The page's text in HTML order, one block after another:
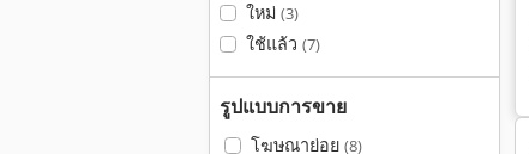
ใหม่ (3)
ใช้แล้ว (7)
รูปแบบการขาย
โฆษณาย่อย (8)